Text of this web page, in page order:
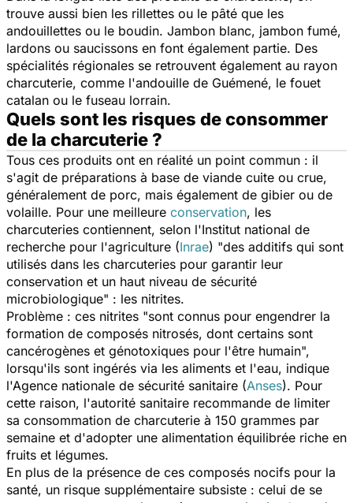
trouve aussi bien les rillettes ou le pâté que les
andouillettes ou le boudin. Jambon blanc, jambon fumé,
lardons ou saucissons en font également partie. Des
spécialités régionales se retrouvent également au rayon
charcuterie, comme l'andouille de Guémené, le fouet
catalan ou le fuseau lorrain.
Quels sont les risques de consommer
de la charcuterie ?
Tous ces produits ont en réalité un point commun : il
s'agit de préparations à base de viande cuite ou crue,
généralement de porc, mais également de gibier ou de
volaille. Pour une meilleure conservation, les
charcuteries contiennent, selon l'Institut national de
recherche pour l'agriculture (Inrae) "des additifs qui sont
utilisés dans les charcuteries pour garantir leur
conservation et un haut niveau de sécurité
microbiologique" : les nitrites.
Problème : ces nitrites "sont connus pour engendrer la
formation de composés nitrosés, dont certains sont
cancérogènes et génotoxiques pour l'être humain",
lorsqu'ils sont ingérés via les aliments et l'eau, indique
l'Agence nationale de sécurité sanitaire (Anses). Pour
cette raison, l'autorité sanitaire recommande de limiter
sa consommation de charcuterie à 150 grammes par
semaine et d'adopter une alimentation équilibrée riche en
fruits et légumes.
En plus de la présence de ces composés nocifs pour la
santé, un risque supplémentaire subsiste : celui de se